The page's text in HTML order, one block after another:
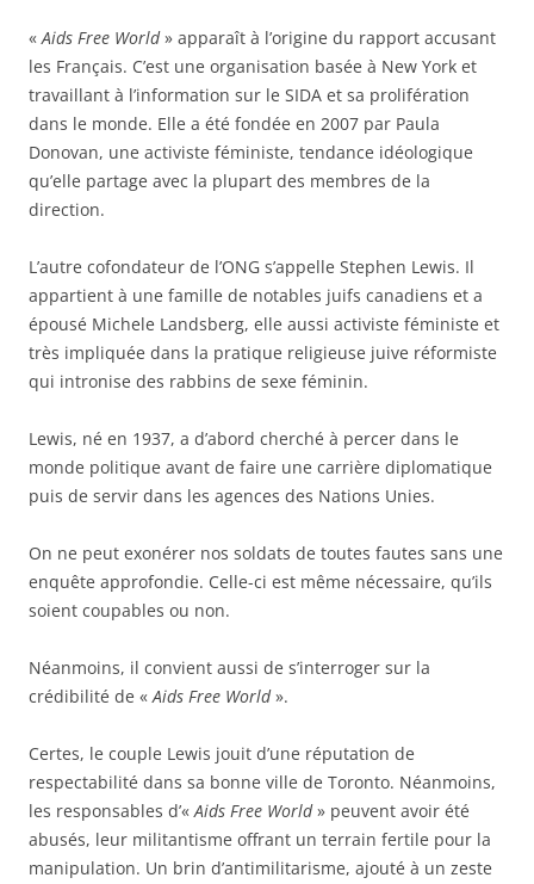
«Aids Free World» apparaît à l’origine du rapport accusant
les Français. C’est une organisation basée à New York et
travaillant à l’information sur le SIDA et sa prolifération
dans le monde. Elle a été fondée en 2007 par Paula
Donovan, une activiste féministe, tendance idéologique
qu’elle partage avec la plupart des membres de la
direction.
L’autre cofondateur de l’ONG s’appelle Stephen Lewis. Il
appartient à une famille de notables juifs canadiens et a
épousé Michele Landsberg, elle aussi activiste féministe et
très impliquée dans la pratique religieuse juive réformiste
qui intronise des rabbins de sexe féminin.
Lewis, né en 1937, a d’abord cherché à percer dans le
monde politique avant de faire une carrière diplomatique
puis de servir dans les agences des Nations Unies.
On ne peut exonérer nos soldats de toutes fautes sans une
enquête approfondie. Celle-ci est même nécessaire, qu’ils
soient coupables ou non.
Néanmoins, il convient aussi de s’interroger sur la
crédibilité de «Aids Free World».
Certes, le couple Lewis jouit d’une réputation de
respectabilité dans sa bonne ville de Toronto. Néanmoins,
les responsables d’«Aids Free World» peuvent avoir été
abusés, leur militantisme offrant un terrain fertile pour la
manipulation. Un brin d’antimilitarisme, ajouté à un zeste